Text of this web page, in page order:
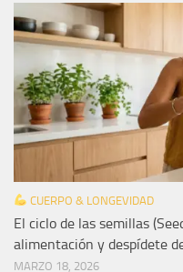
CUERPO & LONGEVIDAD
El ciclo de las semillas
alimentación y despídete
MARZO 18, 2026